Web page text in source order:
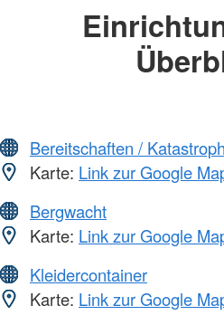
Bereitschaften /
Karte: Link zur Google
Bergwacht
Karte: Link zur Google
Kleidercontainer
Karte: Link zur Google